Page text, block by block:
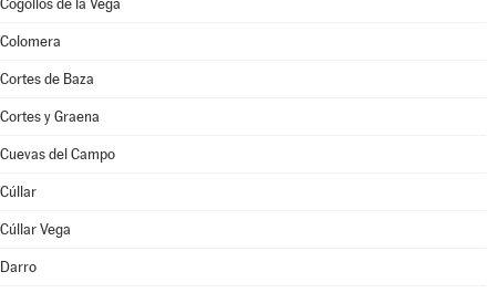
Cogollos de la Vega
Colomera
Cortes de Baza
Cortes y Graena
Cuevas del Campo
Cúllar
Cúllar Vega
Darro